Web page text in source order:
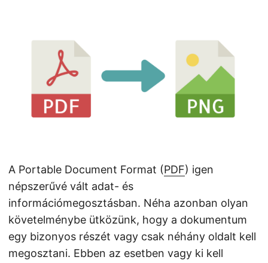
A Portable Document Format (PDF) igen
népszerűvé vált adat- és
információmegosztásban. Néha azonban olyan
követelménybe ütközünk, hogy a dokumentum
egy bizonyos részét vagy csak néhány oldalt kell
megosztani. Ebben az esetben vagy ki kell